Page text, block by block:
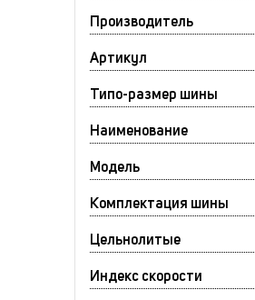
Производитель
Артикул
Типо-размер шины
Наименование
Модель
Комплектация шины
Цельнолитые
Индекс скорости